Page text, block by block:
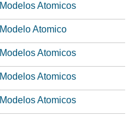
Modelos Atomicos
Modelo Atomico
Modelos Atomicos
Modelos Atomicos
Modelos Atomicos